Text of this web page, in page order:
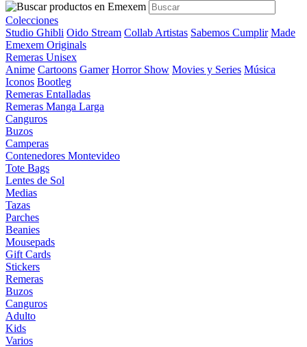
Colecciones
Studio Ghibli Oido Stream Collab Artistas Sabemos Cumplir Made
Emexem Originals
Remeras Unisex
Anime Cartoons Gamer Horror Show Movies y Series Música
Iconos Bootleg
Remeras Entalladas
Remeras Manga Larga
Canguros
Buzos
Camperas
Contenedores Montevideo
Tote Bags
Lentes de Sol
Medias
Tazas
Parches
Beanies
Mousepads
Gift Cards
Stickers
Remeras
Buzos
Canguros
Adulto
Kids
Varios